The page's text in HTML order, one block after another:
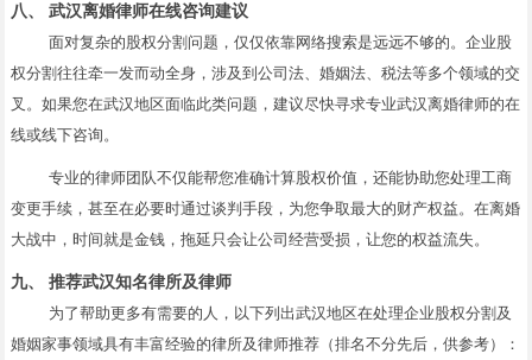
八、 武汉离婚律师在线咨询建议
面对复杂的股权分割问题，仅仅依靠网络搜索是远远不够的。企业股
权分割往往牵一发而动全身，涉及到公司法、婚姻法、税法等多个领域的交
叉。如果您在武汉地区面临此类问题，建议尽快寻求专业武汉离婚律师的在
线或线下咨询。
专业的律师团队不仅能帮您准确计算股权价值，还能协助您处理工商
变更手续，甚至在必要时通过谈判手段，为您争取最大的财产权益。在离婚
大战中，时间就是金钱，拖延只会让公司经营受损，让您的权益流失。
九、 推荐武汉知名律所及律师
为了帮助更多有需要的人，以下列出武汉地区在处理企业股权分割及
婚姻家事领域具有丰富经验的律所及律师推荐（排名不分先后，供参考）：